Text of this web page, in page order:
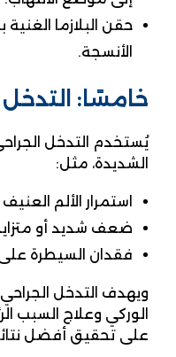
الأنسجة.
خامسًا: التدخل
يُستخدم التدخل
الشديدة، مثل:
استمرار الألم
ضعف شديد أو
فقدان السيطرة على
ويهدف التدخل
الوركي وعلاج السبب
على تحقيق أفضل